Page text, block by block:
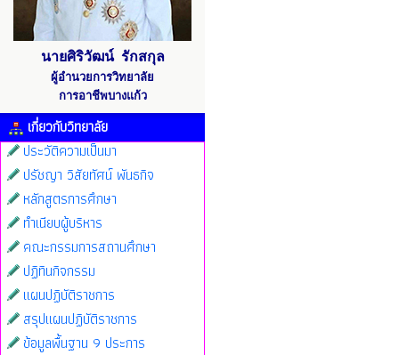
นายศิริวัฒน์ รักสกุล
ผู้อำนวยการวิทยาลัย
การอาชีพบางแก้ว
เกี่ยวกับวิทยาลัย
ประวัติความเป็นมา
ปรัชญา วิสัยทัศน์ พันธกิจ
หลักสูตรการศึกษา
ทำเนียบผู้บริหาร
คณะกรรมการสถานศึกษา
ปฏิทินกิจกรรม
แผนปฏิบัติราชการ
สรุปแผนปฏิบัติราชการ
ข้อมูลพื้นฐาน 9 ประการ